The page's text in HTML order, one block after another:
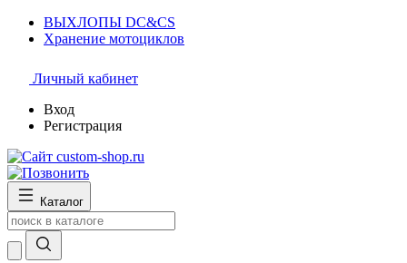
ВЫХЛОПЫ DC&CS
Хранение мотоциклов
Личный кабинет
Вход
Регистрация
Каталог